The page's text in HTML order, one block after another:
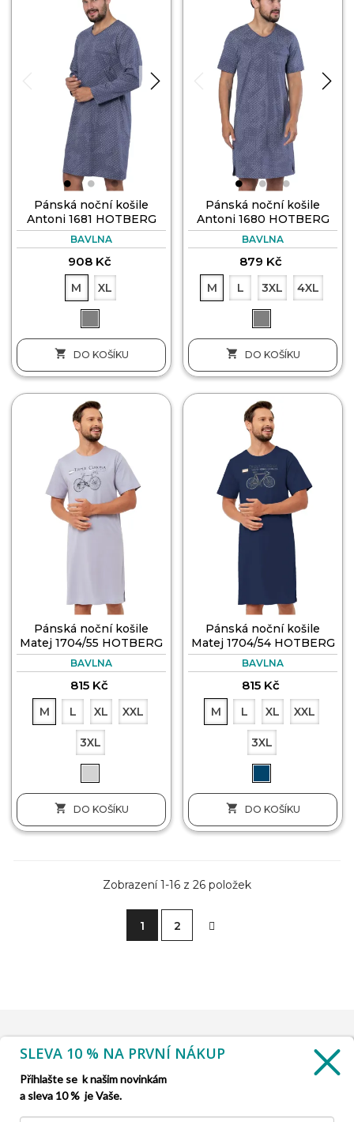
Pánská noční košile
Antoni 1681 HOTBERG
BAVLNA
908 Kč
M XL
 DO KOŠÍKU
Pánská noční košile
Antoni 1680 HOTBERG
BAVLNA
879 Kč
M L 3XL 4XL
 DO KOŠÍKU
Pánská noční košile
Matej 1704/55 HOTBERG
BAVLNA
815 Kč
M L XL XXL
3XL
 DO KOŠÍKU
Pánská noční košile
Matej 1704/54 HOTBERG
BAVLNA
815 Kč
M L XL XXL
3XL
 DO KOŠÍKU
Zobrazení 1-16 z 26 položek
1 2
INFORMACE 
SLUŽBA ZÁKAZNÍKŮM
SLEVA 10 % NA PRVNÍ NÁKUP
Přihlašte se k našim novinkám
a sleva 10 % je Vaše.